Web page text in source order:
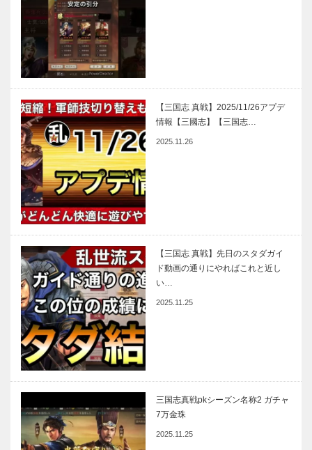
【三国志 真戦】2025/11/26アプデ
情報【三國志】【三国志…
2025.11.26
【三国志 真戦】先日のスタダガイ
ド動画の通りにやればこれと近し
い…
2025.11.25
三国志真戦pkシーズン名称2 ガチャ
7万金珠
2025.11.25